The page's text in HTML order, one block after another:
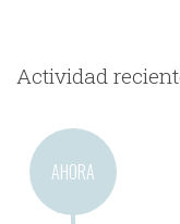
Actividad
AHORA